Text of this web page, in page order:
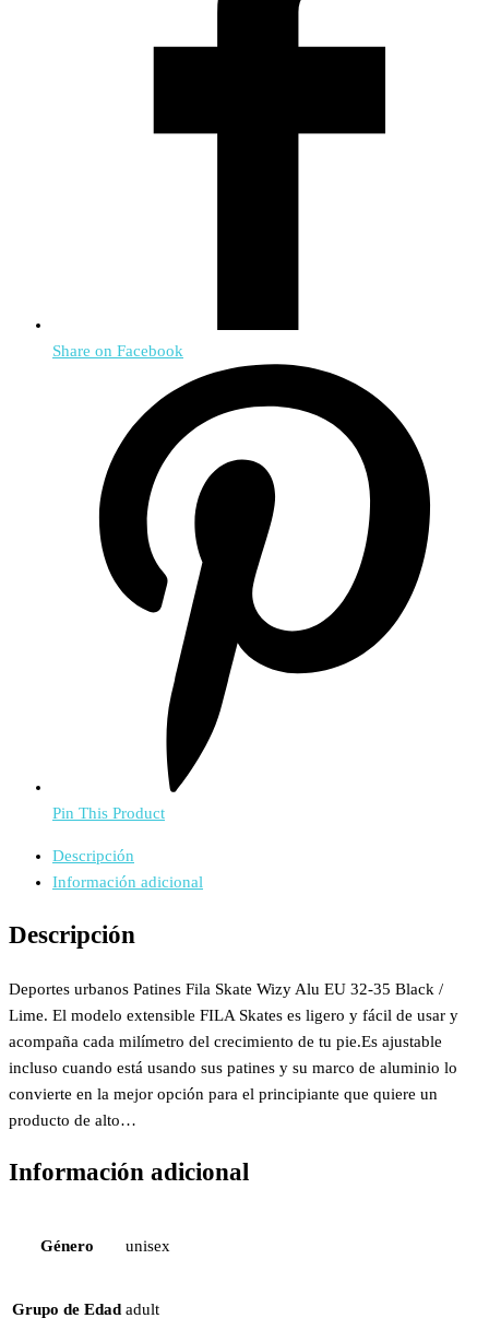
Share on Facebook
Pin This Product
Descripción
Información adicional
Descripción
Deportes urbanos Patines Fila Skate Wizy Alu EU 32-35 Black /
Lime. El modelo extensible FILA Skates es ligero y fácil de usar y
acompaña cada milímetro del crecimiento de tu pie.Es ajustable
incluso cuando está usando sus patines y su marco de aluminio lo
convierte en la mejor opción para el principiante que quiere un
producto de alto…
Información adicional
Género unisex
Grupo de Edad adult